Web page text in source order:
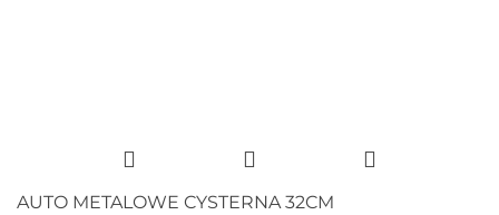
AUTO METALOWE CYSTERNA 32CM